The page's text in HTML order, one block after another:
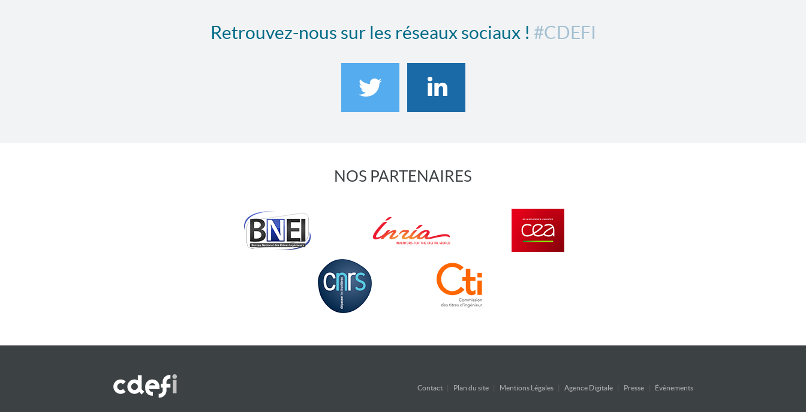
Retrouvez-nous sur les réseaux sociaux ! #CDEFI
NOS PARTENAIRES
Contact Plan du site Mentions Légales Agence Digitale Presse Évènements